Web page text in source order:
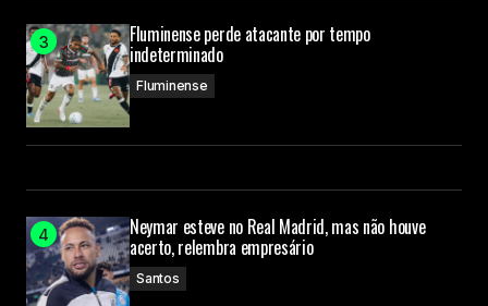
Fluminense perde atacante por tempo
indeterminado
Fluminense
Neymar esteve no Real Madrid, mas não houve
acerto, relembra empresário
Santos